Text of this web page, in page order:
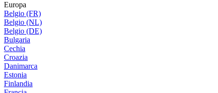
Europa
Belgio (FR)
Belgio (NL)
Belgio (DE)
Bulgaria
Cechia
Croazia
Danimarca
Estonia
Finlandia